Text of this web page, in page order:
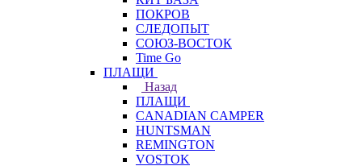
ПОКРОВ
СЛЕДОПЫТ
СОЮЗ-ВОСТОК
Time Go
ПЛАЩИ
Назад
ПЛАЩИ
CANADIAN CAMPER
HUNTSMAN
REMINGTON
VOSTOK